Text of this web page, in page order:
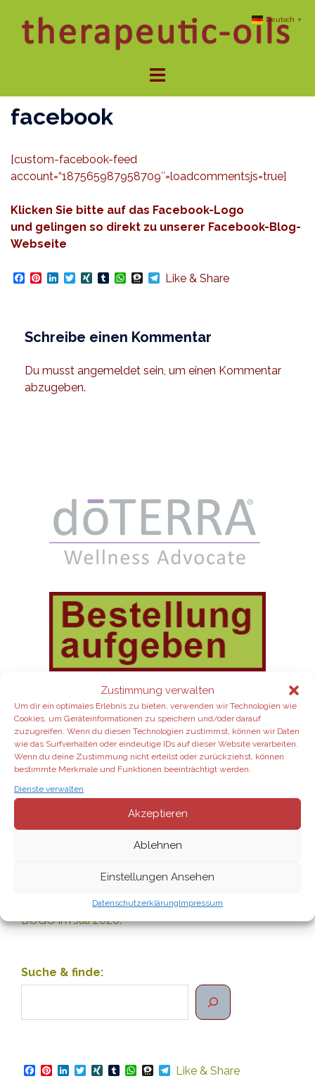
Zustimmung verwalten
Um dir ein optimales Erlebnis zu bieten, verwenden wir Technologien wie
Cookies, um Geräteinformationen zu speichern und/oder darauf
zuzugreifen. Wenn du diesen Technologien zustimmst, können wir Daten
wie das Surfverhalten oder eindeutige IDs auf dieser Website verarbeiten.
Wenn du deine Zustimmung nicht erteilst oder zurückziehst, können
bestimmte Merkmale und Funktionen beeinträchtigt werden.
Dienste verwalten
Akzeptieren
Ablehnen
Einstellungen Ansehen
DatenschutzerklärungImpressum
Inhalt
springen
Menü
facebook
[custom-facebook-feed
account=“187565987958709″=loadcommentsjs=true]
Klicken Sie bitte auf das Facebook-Logo
und gelingen so direkt zu unserer Facebook-Blog-
Webseite
Facebook
Pinterest
LinkedIn
TwitterXINGTumblrWhatsApp
Threema
Telegram
Like & Share
Schreibe einen Kommentar
Du musst angemeldet sein, um einen Kommentar
abzugeben.
Wähle für deinen Aroma-Start zum
Beispiel das Home-Essentials-Kit mit
den wichtigsten ätherischen Ölen
inkl. Diffuser, und füge weitere
e
inzelne Produkte
in meinem
dich dabei.
Aktuelle Angebote:
dōTERRA im August 2026:
BOGO im Juli 2026:
Suche & finde:
Facebook
Pinterest
LinkedIn
TwitterXINGTumblrWhatsApp
ThreemaTelegram
Like & Share
Deutsch ▼